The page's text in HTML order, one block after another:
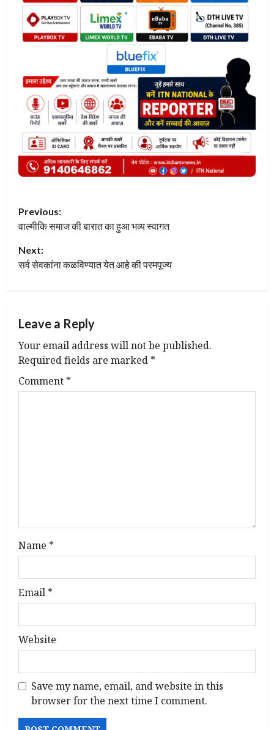
P
o
s
a
v
i
n
Previous:
वाल्मीकि समाज की बारात का हुआ भव्य स्वागत
Next:
सर्व सेवकांना कळविण्यात येत आहे की परमपूज्य
Leave a Reply
Your email address will not be published.
Required fields are marked *
Comment *
Name *
Email *
Website
Save my name, email, and website in this
browser for the next time I comment.